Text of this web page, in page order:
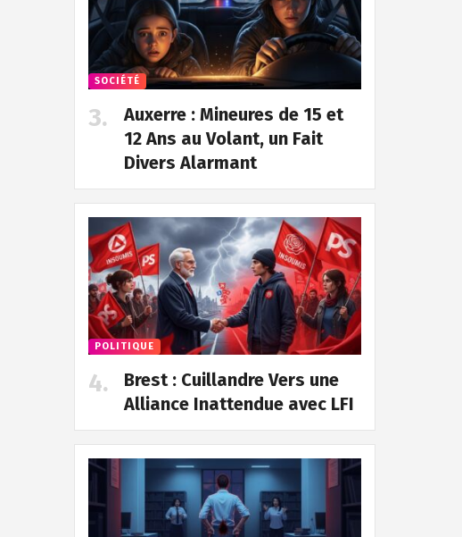
SOCIÉTÉ
Auxerre : Mineures de 15 et
12 Ans au Volant, un Fait
Divers Alarmant
POLITIQUE
Brest : Cuillandre Vers une
Alliance Inattendue avec LFI